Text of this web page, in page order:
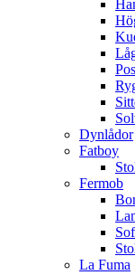
Dynlådor
Fatboy
Fermob
La Fuma